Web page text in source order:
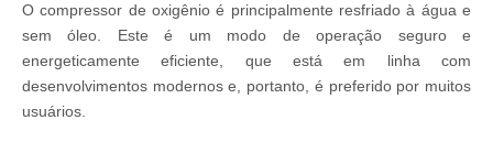
O compressor de oxigênio é principalmente resfriado à água e
sem óleo. Este é um modo de operação seguro e
energeticamente eficiente, que está em linha com
desenvolvimentos modernos e, portanto, é preferido por muitos
usuários.